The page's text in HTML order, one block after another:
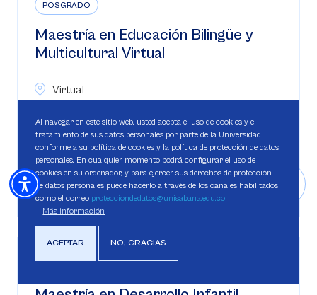
POSGRADO
Maestría en Educación Bilingüe y
Multicultural Virtual
Virtual
2 años - 44 Créditos
Conoce más sobre el programa
Al navegar en este sitio web, usted acepta el uso de cookies y el
tratamiento de sus datos personales por parte de la Universidad
conforme a su política de cookies y la política de protección de datos
personales. En cualquier momento podrá configurar el uso de
cookies en su ordenador, y para ejercer sus derechos de protección
de datos personales puede hacerlo a través de los canales habilitados
como el correo protecciondedatos@unisabana.edu.co
Más información
ACEPTAR NO, GRACIAS